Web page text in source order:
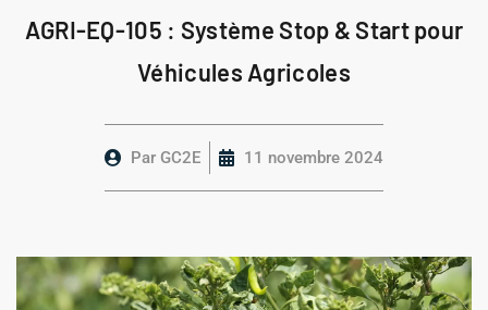
AGRI-EQ-105 : Système Stop & Start pour
Véhicules Agricoles
Par GC2E 11 novembre 2024